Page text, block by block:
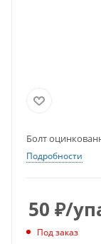
Болт
Подробности
50 ₽/
Под заказ